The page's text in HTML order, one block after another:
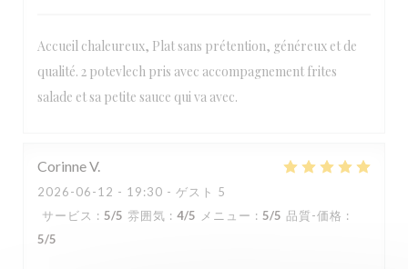
Accueil chaleureux, Plat sans prétention, généreux et de
qualité. 2 potevlech pris avec accompagnement frites
salade et sa petite sauce qui va avec.
CorinneV
2026-06-12 - 19:30 - ゲスト 5
サービス : 5/5 雰囲気 : 4/5 メニュー : 5/5 品質-価格 :
5/5
Estaminet Les quatre Chemins